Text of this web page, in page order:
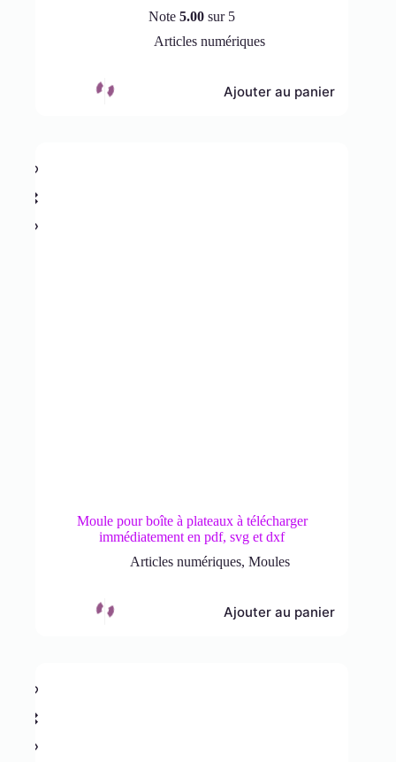
Note5.00 sur 5
Articles numériques
Ajouter au panier
Moule pour boîte à plateaux à télécharger
immédiatement en pdf, svg et dxf
Articles numériques, Moules
Ajouter au panier